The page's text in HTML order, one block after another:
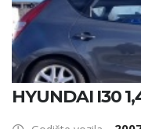
HYUNDAI I30